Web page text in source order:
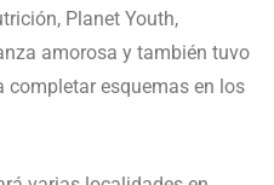
Planet Youth,
amorosa y también tuvo
completar esquemas en los